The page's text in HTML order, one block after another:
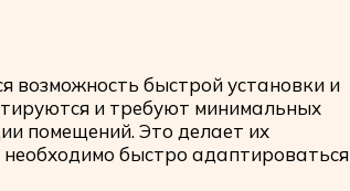
возможность быстрой установки и
и требуют минимальных
помещений. Это делает их
быстро адаптироваться